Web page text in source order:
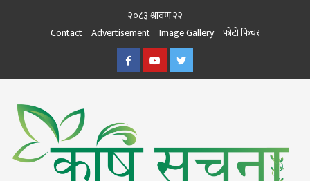
२०८३ श्रावण २२
Contact Advertisement Image Gallery फोटो फिचर
FacebookYoutubeTwitter